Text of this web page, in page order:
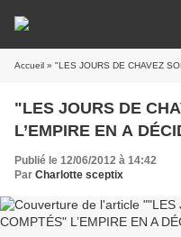
Accueil » "LES JOURS DE CHAVEZ
"LES JOURS DE
L’EMPIRE EN A
Publié le 12/06/2012 à 14:42
Par Charlotte sceptix